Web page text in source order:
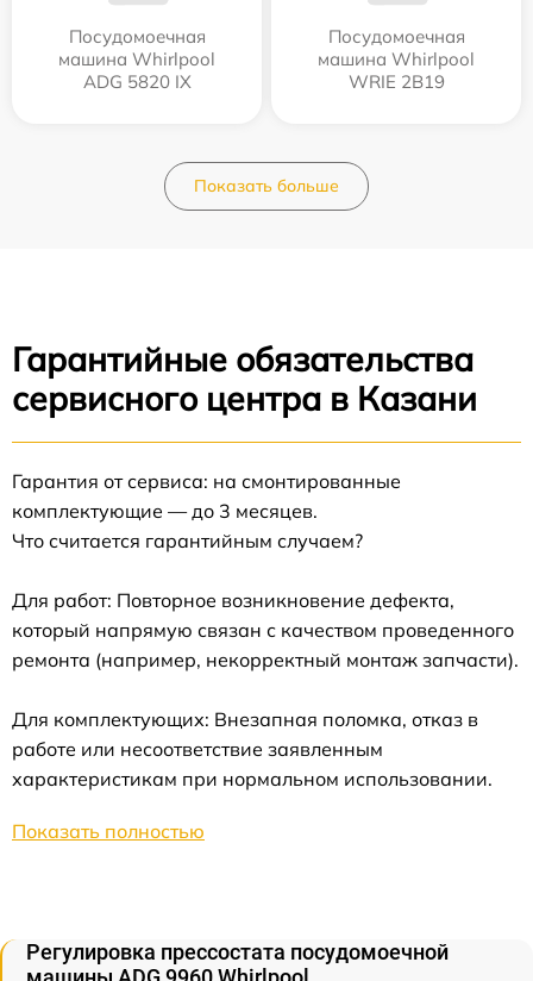
Посудомоечная
машина Whirlpool
ADG 5820 IX
Посудомоечная
машина Whirlpool
WRIE 2B19
Показать больше
Гарантийные обязательства
сервисного центра в Казани
Гарантия от сервиса: на смонтированные
комплектующие — до 3 месяцев.
Что считается гарантийным случаем?
Для работ: Повторное возникновение дефекта,
который напрямую связан с качеством проведенного
ремонта (например, некорректный монтаж запчасти).
Для комплектующих: Внезапная поломка, отказ в
работе или несоответствие заявленным
характеристикам при нормальном использовании.
Показать полностью
Регулировка прессостата посудомоечной